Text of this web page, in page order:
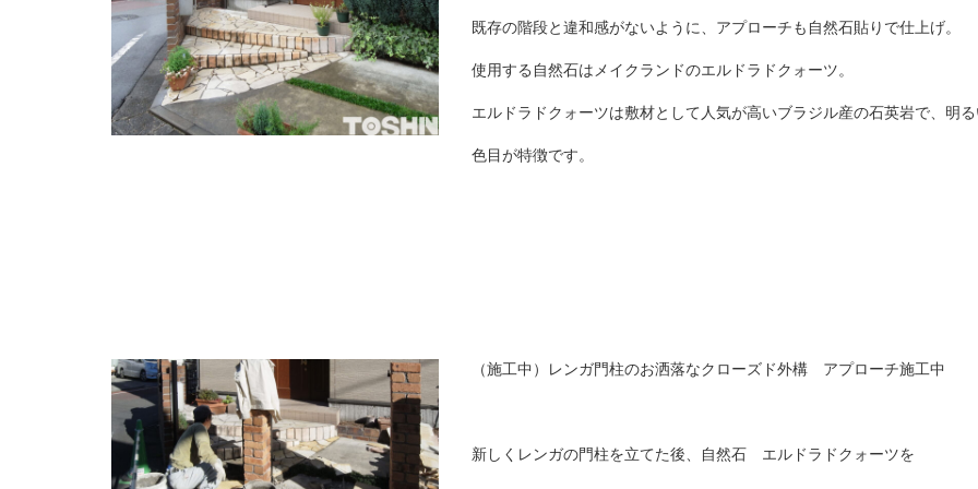
既存の階段と違和感がないように、アプローチも自然石貼りで仕上げ。
使用する自然石はメイクランドのエルドラドクォーツ。
エルドラドクォーツは敷材として人気が高いブラジル産の石英岩で、明
色目が特徴です。
（施工中）レンガ門柱のお洒落なクローズド外構 アプローチ施工中
新しくレンガの門柱を立てた後、自然石 エルドラドクォーツを